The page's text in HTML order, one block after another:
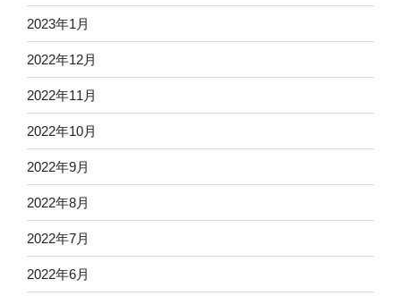
2023年1月
2022年12月
2022年11月
2022年10月
2022年9月
2022年8月
2022年7月
2022年6月